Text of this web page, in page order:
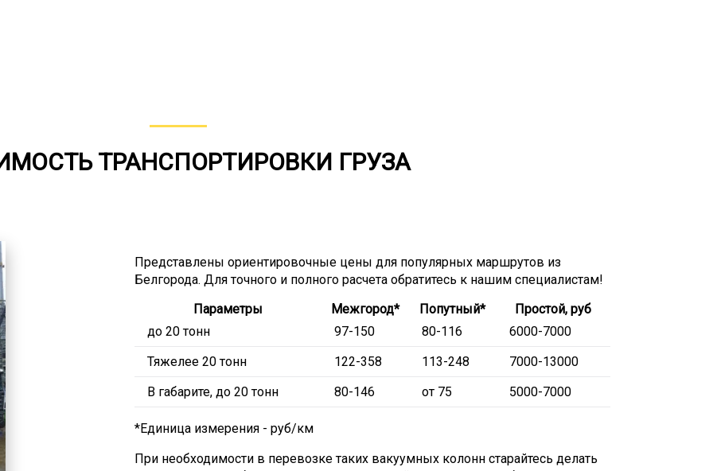
ТРАНСПОРТИРОВКИ ГРУЗА
Представлены ориентировочные цены для популярных маршрутов из
Белгорода. Для точного и полного расчета обратитесь к нашим специалистам!
Параметры
Межгород* Попутный*
Простой, руб
до 20 тонн
97-150 80-116
6000-7000
Тяжелее 20 тонн
122-358 113-248
7000-13000
В габарите, до 20 тонн
80-146 от 75 5000-7000
*Единица измерения - руб/км
При необходимости в перевозке таких вакуумных колонн старайтесь делать